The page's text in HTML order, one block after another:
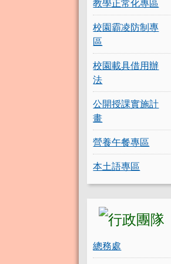
校園霸凌防制專
區
校園載具借用辦
法
公開授課實施計
畫
營養午餐專區
本土語專區
總務處